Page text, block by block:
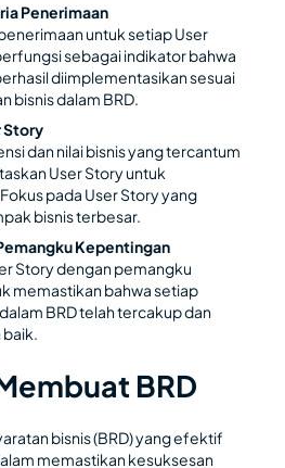
Penerimaan
untuk setiap User
sebagai indikator bahwa
diimplementasikan sesuai
bisnis dalam BRD.
Story
dan nilai bisnis yang tercantum
User Story untuk
pada User Story yang
bisnis terbesar.
Kepentingan
Story dengan pemangku
memastikan bahwa setiap
BRD telah tercakup dan
BRD
bisnis (BRD) yang efektif
memastikan kesuksesan